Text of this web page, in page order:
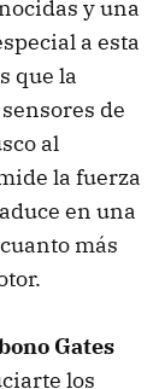
y una
a esta
que la
de
al
la fuerza
en una
más
Gates
los